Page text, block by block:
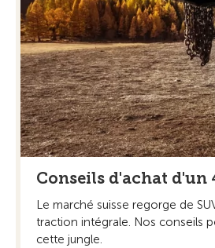
Conseils d'achat d'un
Le marché suisse regorge de
traction intégrale. Nos conseils
cette jungle.